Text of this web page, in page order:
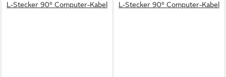
L-Stecker 90° Computer-Kabel
L-Stecker 90° Computer-Kabel